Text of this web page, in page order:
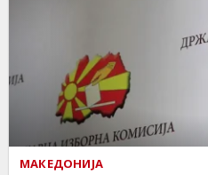
МАКЕДОНИЈА